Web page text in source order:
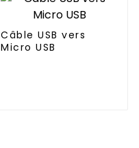
Câble USB vers
Micro USB